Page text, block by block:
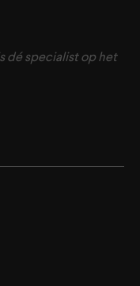
dé specialist op het